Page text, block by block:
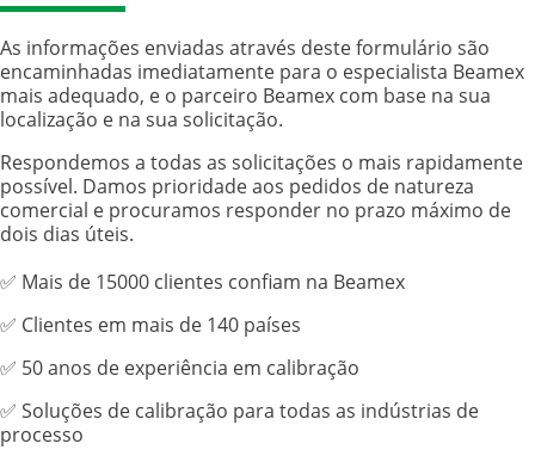
As informações enviadas através deste formulário são
encaminhadas imediatamente para o especialista Beamex
mais adequado, e o parceiro Beamex com base na sua
localização e na sua solicitação.
Respondemos a todas as solicitações o mais rapidamente
possível. Damos prioridade aos pedidos de natureza
comercial e procuramos responder no prazo máximo de
dois dias úteis.
✅ Mais de 15000 clientes confiam na Beamex
✅ Clientes em mais de 140 países
✅ 50 anos de experiência em calibração
✅ Soluções de calibração para todas as indústrias de
processo